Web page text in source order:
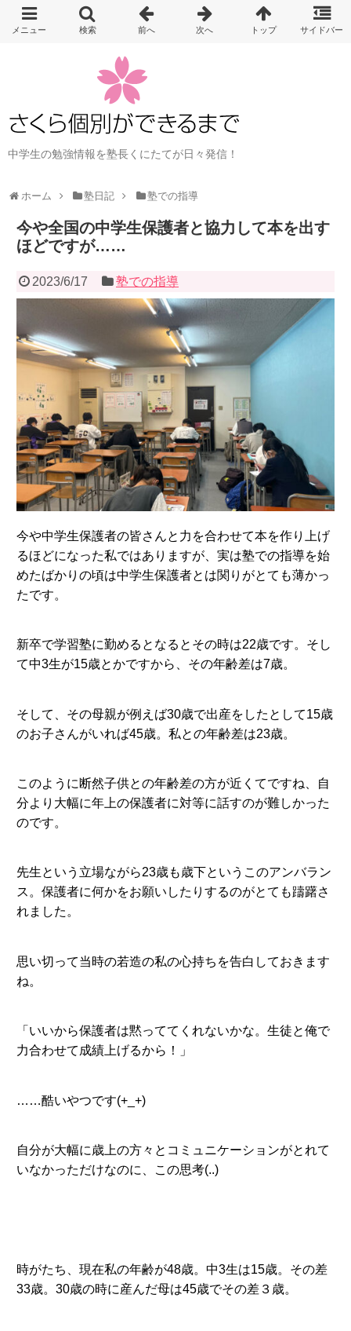
中学生の勉強情報を塾長くにたてが日々発信！
ホーム 塾日記 塾での指導
今や全国の中学生保護者と協力して本を出す
ほどですが……
2023/6/17 塾での指導
今や中学生保護者の皆さんと力を合わせて本を作り上げ
るほどになった私ではありますが、実は塾での指導を始
めたばかりの頃は中学生保護者とは関りがとても薄かっ
たです。
新卒で学習塾に勤めるとなるとその時は22歳です。そし
て中3生が15歳とかですから、その年齢差は7歳。
そして、その母親が例えば30歳で出産をしたとして15歳
のお子さんがいれば45歳。私との年齢差は23歳。
このように断然子供との年齢差の方が近くてですね、自
分より大幅に年上の保護者に対等に話すのが難しかった
のです。
先生という立場ながら23歳も歳下というこのアンバラン
ス。保護者に何かをお願いしたりするのがとても躊躇さ
れました。
思い切って当時の若造の私の心持ちを告白しておきます
ね。
「いいから保護者は黙っててくれないかな。生徒と俺で
力合わせて成績上げるから！」
……酷いやつです(+_+)
自分が大幅に歳上の方々とコミュニケーションがとれて
いなかっただけなのに、この思考(..)
時がたち、現在私の年齢が48歳。中3生は15歳。その差
33歳。30歳の時に産んだ母は45歳でその差３歳。